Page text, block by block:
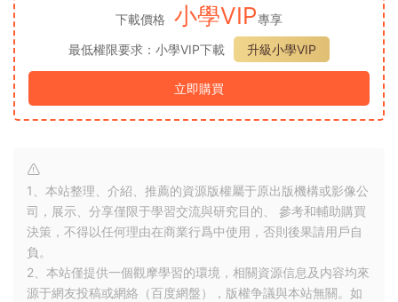
下載價格 小學VIP專享
最低權限要求：小學VIP下載
升級小學VIP
立即購買
1、本站整理、介紹、推薦的資源版權屬于原出版機構或影像公
司，展示、分享僅限于學習交流與研究目的、 參考和輔助購買
決策，不得以任何理由在商業行爲中使用，否則後果請用戶自
負。
2、本站僅提供一個觀摩學習的環境，相關資源信息及内容均來
源于網友投稿或網絡（百度網盤），版權争議與本站無關。如